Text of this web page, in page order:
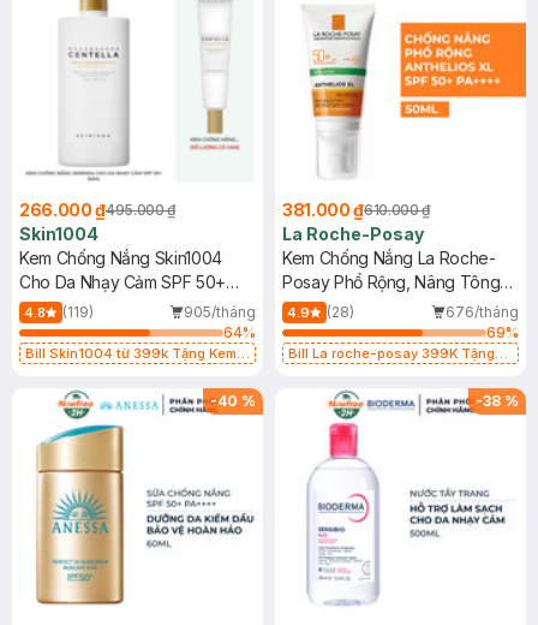
266.000 ₫495.000 ₫
Skin1004
Kem Chống Nắng Skin1004
Cho Da Nhạy Cảm SPF 50+
50ml
4.8 (119)
905/tháng
64%
Bill Skin1004 từ 399k Tặng Kem
SPF 50+ 20ml (SL Có Hạn)
381.000 ₫610.000 ₫
La Roche-Posay
Kem Chống Nắng La Roche-
Posay Phổ Rộng, Nâng Tông
Kiềm Dầu 50ml
4.9 (28)
676/tháng
69%
Bill La roche-posay 399K Tặng
(SL có hạn)
-40 % -38 %